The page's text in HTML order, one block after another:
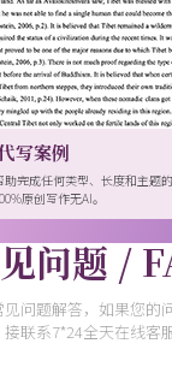
写案例
助完成任何类型、长度和主题
原创写作无AI。
问题 /
问题解答，如果您的
接联系7*24全天在线客